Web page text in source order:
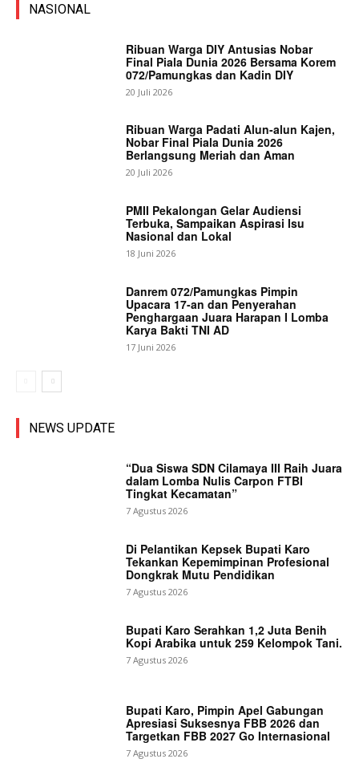
NASIONAL
Ribuan Warga DIY Antusias Nobar
Final Piala Dunia 2026 Bersama Korem
072/Pamungkas dan Kadin DIY
20 Juli 2026
Ribuan Warga Padati Alun-alun Kajen,
Nobar Final Piala Dunia 2026
Berlangsung Meriah dan Aman
20 Juli 2026
PMII Pekalongan Gelar Audiensi
Terbuka, Sampaikan Aspirasi Isu
Nasional dan Lokal
18 Juni 2026
Danrem 072/Pamungkas Pimpin
Upacara 17-an dan Penyerahan
Penghargaan Juara Harapan I Lomba
Karya Bakti TNI AD
17 Juni 2026
NEWS UPDATE
“Dua Siswa SDN Cilamaya III Raih Juara
dalam Lomba Nulis Carpon FTBI
Tingkat Kecamatan”
7 Agustus 2026
Di Pelantikan Kepsek Bupati Karo
Tekankan Kepemimpinan Profesional
Dongkrak Mutu Pendidikan
7 Agustus 2026
Bupati Karo Serahkan 1,2 Juta Benih
Kopi Arabika untuk 259 Kelompok Tani.
7 Agustus 2026
Bupati Karo, Pimpin Apel Gabungan
Apresiasi Suksesnya FBB 2026 dan
Targetkan FBB 2027 Go Internasional
7 Agustus 2026